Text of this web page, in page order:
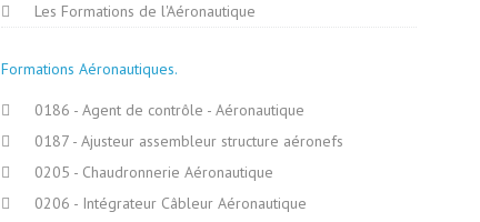
Les Formations de l'Aéronautique
Formations Aéronautiques
0186 - Agent de contrôle - Aéronautique
0187 - Ajusteur assembleur structure aéronefs
0205 - Chaudronnerie Aéronautique
0206 - Intégrateur Câbleur Aéronautique